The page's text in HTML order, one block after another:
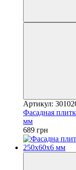
Артикул:
Фасадная
мм
689 грн